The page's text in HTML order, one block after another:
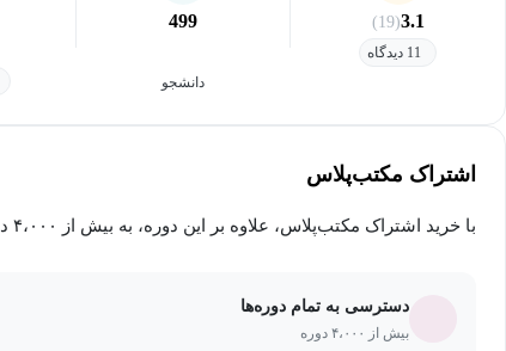
3.1
(19)
11 دیدگاه
499
دانشجو
اشتراک مکتب‌پلاس
با خرید اشتراک مکتب‌پلاس، علاوه بر این دوره، به بیش از ۴،۰۰۰ دوره دیگر دسترسی خواهید داشت.
دسترسی به تمام دوره‌ها
بیش از ۴،۰۰۰ دوره